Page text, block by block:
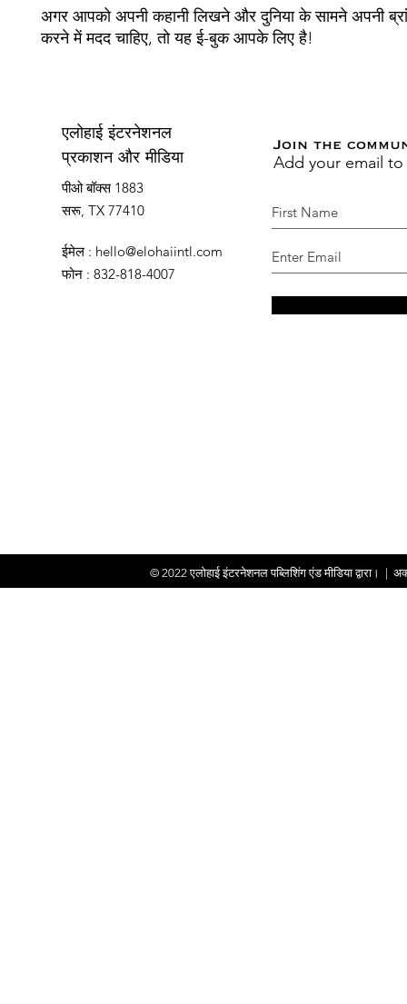
अगर आपको अपनी कहानी लिखने और दुनिया के सामने अपनी
करने में मदद चाहिए, तो यह ई-बुक आपके लिए है!
एलोहाई इंटरनेशनल
प्रकाशन और मीडिया
पीओ बॉक्स 1883
सरू, TX 77410
ईमेल : hello@elohaiintl.com
फोन : 832-818-4007
Join the
Add your email
© 2022एलोहाई इंटरनेशनल पब्लिशिंग एंड मीडिया द्वारा।